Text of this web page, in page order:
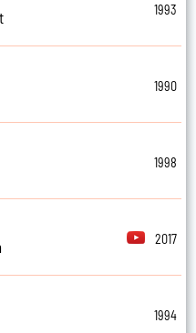
1993
1990
1998
2017
1994